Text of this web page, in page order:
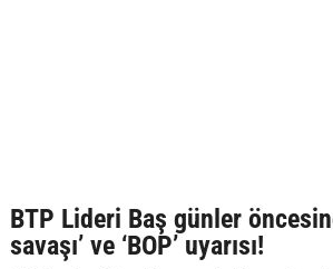
BTP Lideri Baş günler
savaşı’ ve ‘BOP’ uyarısı!